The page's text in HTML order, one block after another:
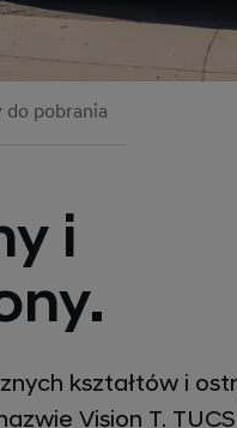
do pobrania
i
kształtów i
Vision T.